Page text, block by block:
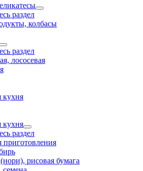
раздел
колбасы
раздел
лососевая
кухня
кухня
раздел
рисовая бумага